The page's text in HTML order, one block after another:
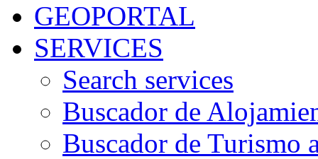
GEOPORTAL
SERVICES
Search services
Buscador de
Buscador de Turismo